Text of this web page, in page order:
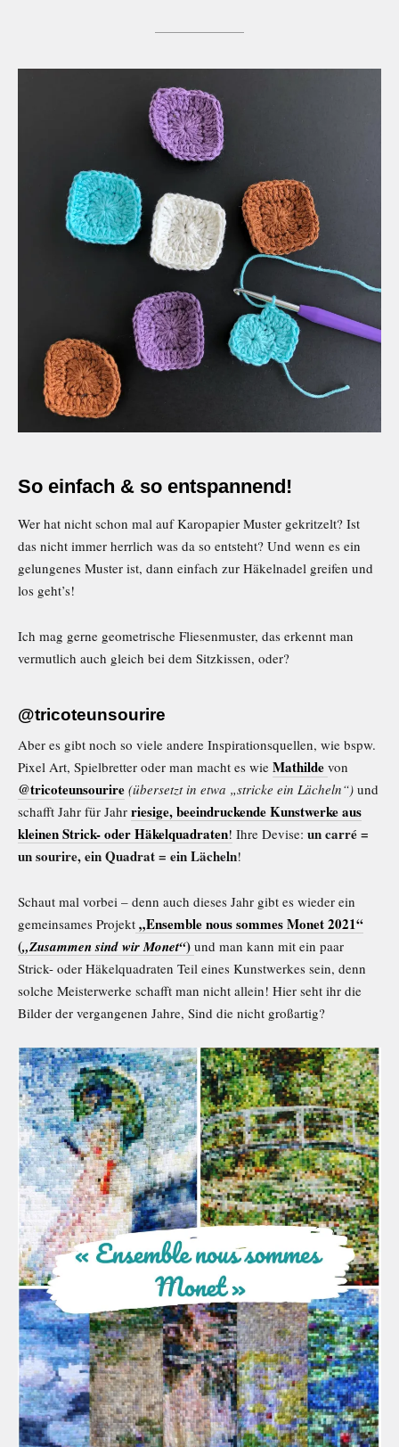
So einfach & so entspannend!
Wer hat nicht schon mal auf Karopapier Muster gekritzelt? Ist
das nicht immer herrlich was da so entsteht? Und wenn es ein
gelungenes Muster ist, dann einfach zur Häkelnadel greifen und
los geht’s!
Ich mag gerne geometrische Fliesenmuster, das erkennt man
vermutlich auch gleich bei dem Sitzkissen, oder?
@tricoteunsourire
Aber es gibt noch so viele andere Inspirationsquellen, wie bspw.
Pixel Art, Spielbretter oder man macht es wie Mathilde von
@tricoteunsourire (übersetzt in etwa „stricke ein Lächeln“) und
schafft Jahr für Jahr riesige, beeindruckende Kunstwerke aus
kleinen Strick- oder Häkelquadraten! Ihre Devise: un carré =
un sourire, ein Quadrat = ein Lächeln!
Schaut mal vorbei – denn auch dieses Jahr gibt es wieder ein
gemeinsames Projekt „Ensemble nous sommes Monet 2021“
(„Zusammen sind wir Monet“) und man kann mit ein paar
Strick- oder Häkelquadraten Teil eines Kunstwerkes sein, denn
solche Meisterwerke schafft man nicht allein! Hier seht ihr die
Bilder der vergangenen Jahre, Sind die nicht großartig?